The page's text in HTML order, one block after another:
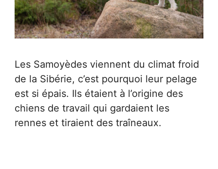
Les Samoyèdes viennent du climat froid
de la Sibérie, c’est pourquoi leur pelage
est si épais. Ils étaient à l’origine des
chiens de travail qui gardaient les
rennes et tiraient des traîneaux.